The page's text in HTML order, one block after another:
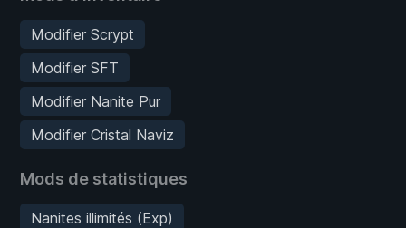
Modifier Scrypt
Modifier SFT
Modifier Nanite Pur
Modifier Cristal Naviz
Mods de statistiques
Nanites illimités (Exp)